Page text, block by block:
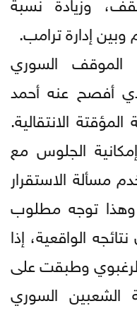
إدارة ترامب.
الموقف السوري
أفصح عنه أحمد
الانتقالية.
الجلوس مع
مسألة الاستقرار
وهذا توجه مطلوب
الواقعية، إذا
وطبقت على
السوري